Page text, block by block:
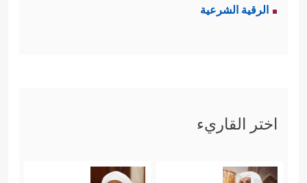
ثالثًا: إنَّ بداية التفكير السليم الذي يقود
ٱلنَّهَارَ فِی ٱلَّیۡلِ وَأَنَّ ٱللَّهَ سَمِیعُۢ بَصِیرࣱ﴾
ٱللَّهَ أَنزَلَ مِنَ ٱلسَّمَاۤءِ مَاۤءࣰ فَتُصۡبِحُ ٱلۡأَرۡضُ مُخۡضَرَّةًۚ إِنَّ
الرقية الشرعية
اختر القاريء